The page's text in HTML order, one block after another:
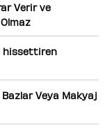
Verir ve
hissettiren
Veya Makyaj